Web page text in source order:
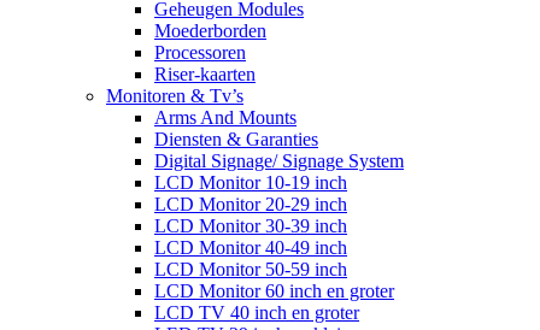
Geheugen Modules
Moederborden
Processoren
Riser-kaarten
Monitoren & Tv’s
Arms And Mounts
Diensten & Garanties
Digital Signage/ Signage System
LCD Monitor 10-19 inch
LCD Monitor 20-29 inch
LCD Monitor 30-39 inch
LCD Monitor 40-49 inch
LCD Monitor 50-59 inch
LCD Monitor 60 inch en groter
LCD TV 40 inch en groter